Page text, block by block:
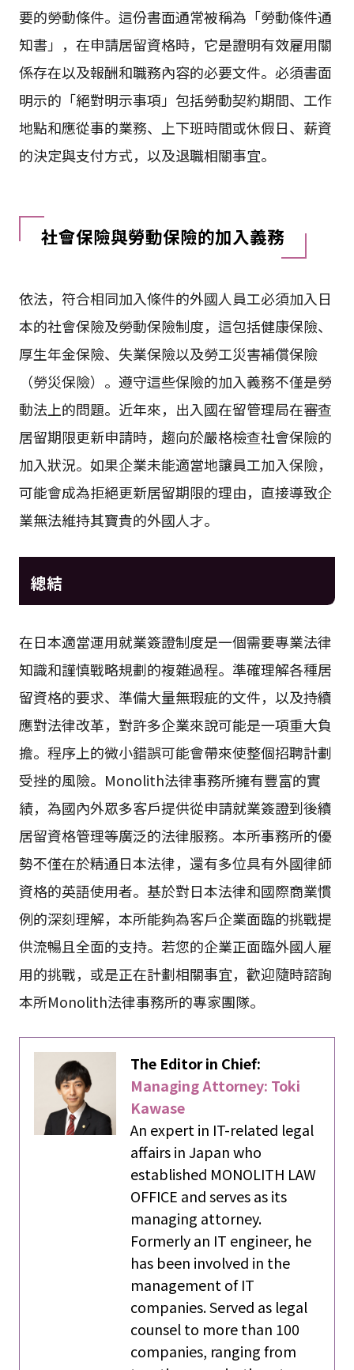
要的勞動條件。這份書面通常被稱為「勞動條件通
知書」，在申請居留資格時，它是證明有效雇用關
係存在以及報酬和職務內容的必要文件。必須書面
明示的「絕對明示事項」包括勞動契約期間、工作
地點和應從事的業務、上下班時間或休假日、薪資
的決定與支付方式，以及退職相關事宜。
社會保險與勞動保險的加入義務
依法，符合相同加入條件的外國人員工必須加入日
本的社會保險及勞動保險制度，這包括健康保險、
厚生年金保險、失業保險以及勞工災害補償保險
（勞災保險）。遵守這些保險的加入義務不僅是勞
動法上的問題。近年來，出入國在留管理局在審查
居留期限更新申請時，趨向於嚴格檢查社會保險的
加入狀況。如果企業未能適當地讓員工加入保險，
可能會成為拒絕更新居留期限的理由，直接導致企
業無法維持其寶貴的外國人才。
總結
在日本適當運用就業簽證制度是一個需要專業法律
知識和謹慎戰略規劃的複雜過程。準確理解各種居
留資格的要求、準備大量無瑕疵的文件，以及持續
應對法律改革，對許多企業來說可能是一項重大負
擔。程序上的微小錯誤可能會帶來使整個招聘計劃
受挫的風險。Monolith法律事務所擁有豐富的實
績，為國內外眾多客戶提供從申請就業簽證到後續
居留資格管理等廣泛的法律服務。本所事務所的優
勢不僅在於精通日本法律，還有多位具有外國律師
資格的英語使用者。基於對日本法律和國際商業慣
例的深刻理解，本所能夠為客戶企業面臨的挑戰提
供流暢且全面的支持。若您的企業正面臨外國人雇
用的挑戰，或是正在計劃相關事宜，歡迎隨時諮詢
本所Monolith法律事務所的專家團隊。
The Editor in Chief:
Managing Attorney: Toki
Kawase
An expert in IT-related legal
affairs in Japan who
established MONOLITH LAW
OFFICE and serves as its
managing attorney.
Formerly an IT engineer, he
has been involved in the
management of IT
companies. Served as legal
counsel to more than 100
companies, ranging from